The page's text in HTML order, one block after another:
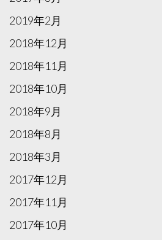
2019年2月
2018年12月
2018年11月
2018年10月
2018年9月
2018年8月
2018年3月
2017年12月
2017年11月
2017年10月